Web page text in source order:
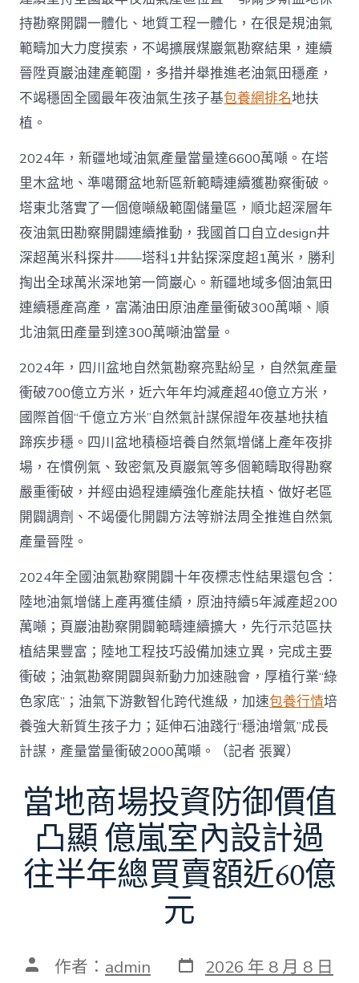
持勘察開闢一體化、地質工程一體化，在很是規油氣
範疇加大力度摸索，不竭擴展煤巖氣勘察結果，連續
晉陞頁巖油建產範圍，多措并舉推進老油氣田穩產，
不竭穩固全國最年夜油氣生孩子基包養網排名地扶
植。
2024年，新疆地域油氣產量當量達6600萬噸。在塔
里木盆地、準噶爾盆地新區新範疇連續獲勘察衝破。
塔東北落實了一個億噸級範圍儲量區，順北超深層年
夜油氣田勘察開闢連續推動，我國首口自立design井
深超萬米科探井——塔科1井鉆探深度超1萬米，勝利
掏出全球萬米深地第一筒巖心。新疆地域多個油氣田
連續穩產高產，富滿油田原油產量衝破300萬噸、順
北油氣田產量到達300萬噸油當量。
2024年，四川盆地自然氣勘察亮點紛呈，自然氣產量
衝破700億立方米，近六年年均減產超40億立方米，
國際首個“千億立方米”自然氣計謀保證年夜基地扶植
蹄疾步穩。四川盆地積極培養自然氣增儲上產年夜排
場，在慣例氣、致密氣及頁巖氣等多個範疇取得勘察
嚴重衝破，并經由過程連續強化產能扶植、做好老區
開闢調劑、不竭優化開闢方法等辦法周全推進自然氣
產量晉陞。
2024年全國油氣勘察開闢十年夜標志性結果還包含：
陸地油氣增儲上產再獲佳績，原油持續5年減產超200
萬噸；頁巖油勘察開闢範疇連續擴大，先行示范區扶
植結果豐富；陸地工程技巧設備加速立異，完成主要
衝破；油氣勘察開闢與新動力加速融會，厚植行業“綠
色家底”；油氣下游數智化跨代進級，加速包養行情培
養強大新質生孩子力；延伸石油踐行“穩油增氣”成長
計謀，產量當量衝破2000萬噸。（記者 張翼）
當地商場投資防御價值
凸顯 億嵐室內設計過
往半年總買賣額近60億
元
文 作者： admin 發 2026 年 8 月 8 日